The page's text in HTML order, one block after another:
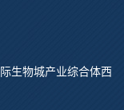
生物城产业综合体西